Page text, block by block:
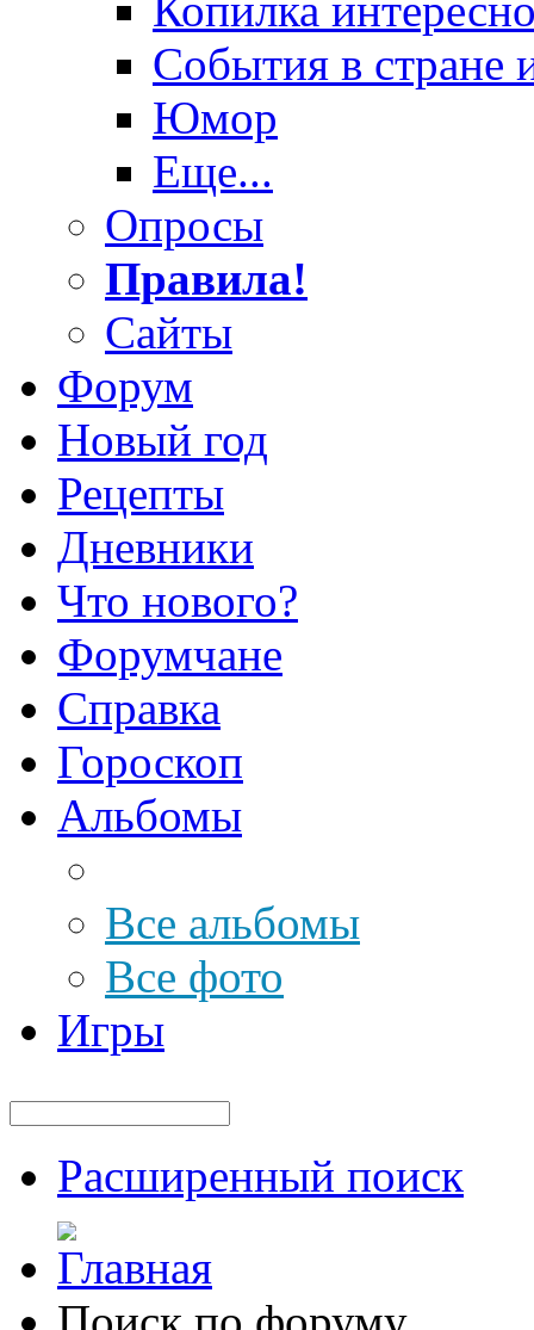
События в стране
Юмор
Еще...
Опросы
Правила!
Сайты
Форум
Новый год
Рецепты
Дневники
Что нового?
Форумчане
Справка
Гороскоп
Альбомы
Все альбомы
Все фото
Игры
Расширенный поиск